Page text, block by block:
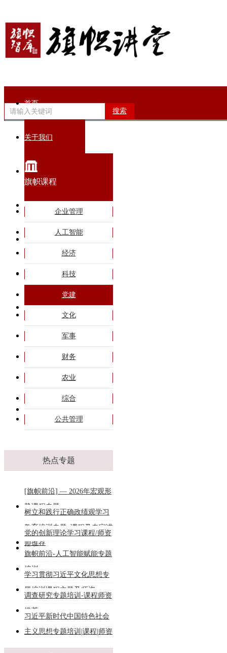
搜索
首页
关于我们
旗帜动态
智库专家
旗帜课程
商务合作
政策解读 高端会议
联系我们
旗帜课程
企业管理
人工智能
经济
科技
党建
文化
军事
财务
农业
综合
公共管理
热点专题
[旗帜前沿] — 2026年宏观形
势课程专题
树立和践行正确政绩观学习
教育培训专题_课程及专家讲
师推荐
党的创新理论学习课程/师资
推荐
旗帜前沿-人工智能赋能专题
培训
学习贯彻习近平文化思想专
题培训课程主题及师资
调查研究专题培训-课程师资
推荐
习近平新时代中国特色社会
主义思想专题培训|课程|师资